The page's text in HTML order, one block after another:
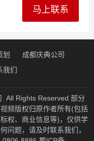
马上联系
划
成都庆典公司
我们
All Rights Reserved 部分
频版权归原作者所有(包括
权、商业信息等)，仅供学
问题，请及时联系我们，